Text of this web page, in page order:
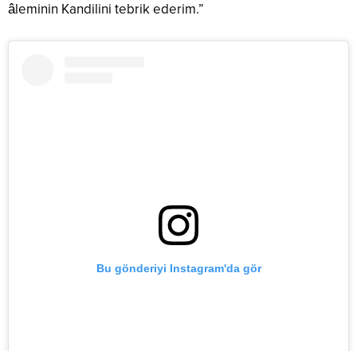
âleminin Kandilini tebrik ederim.”
Bu gönderiyi Instagram'da gör